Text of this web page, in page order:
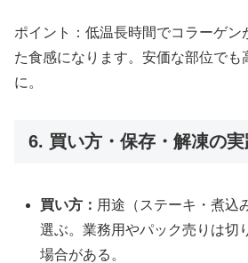
ポイント：低温長時間でコラーゲン
た食感になります。安価な部位でも
に。
6. 買い方・保存・解凍の
買い方： 用途（ステーキ・煮込
選ぶ。業務用やパック売りは切
場合がある。